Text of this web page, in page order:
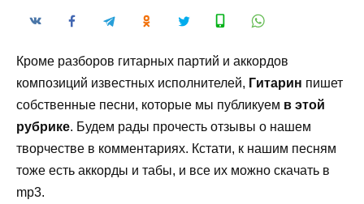
Кроме разборов гитарных партий и аккордов
композиций известных исполнителей, Гитарин пишет
собственные песни, которые мы публикуем в этой
рубрике. Будем рады прочесть отзывы о нашем
творчестве в комментариях. Кстати, к нашим песням
тоже есть аккорды и табы, и все их можно скачать в
mp3.